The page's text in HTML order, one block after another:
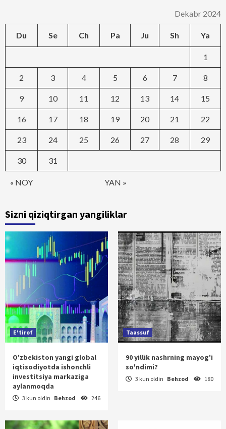
Dekabr 2024
Du Se Ch Pa Ju Sh Ya
« NOY YAN »
1
2 3 4 5 6 7 8
9 10 11 12 13 14 15
16 17 18 19 20 21 22
23 24 25 26 27 28 29
30 31
Sizni qiziqtirgan yangiliklar
E'tirof
O'zbekiston yangi global
iqtisodiyotda ishonchli
investitsiya markaziga
aylanmoqda
3 kun oldin Behzod 246
Taassuf
90 yillik nashrning mayog'i
so'ndimi?
3 kun oldin Behzod 180